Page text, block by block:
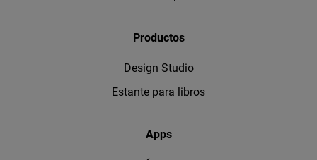
Productos
Design Studio
Estante para libros
Apps